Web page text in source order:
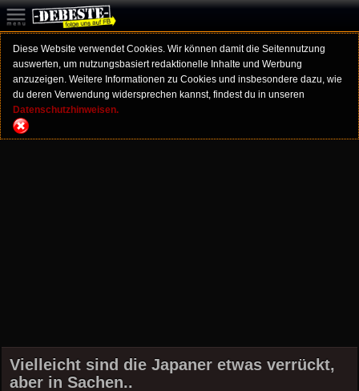
Diese Website verwendet Cookies. Wir können damit die Seitennutzung
auswerten, um nutzungsbasiert redaktionelle Inhalte und Werbung
anzuzeigen. Weitere Informationen zu Cookies und insbesondere dazu, wie
du deren Verwendung widersprechen kannst, findest du in unseren
Datenschutzhinweisen.
Vielleicht sind die Japaner etwas verrückt,
aber in Sachen..